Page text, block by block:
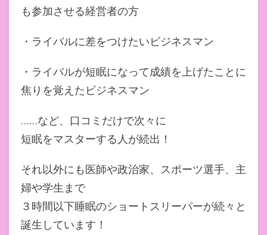
も参加させる経営者の方
・ライバルに差をつけたいビジネスマン
・ ライバルが短眠になって成績を上げたことに
焦りを覚えたビジネスマン
……など、口コミだけで次々に
短眠をマスターする人が続出！
それ以外にも医師や政治家、スポーツ選手、主
婦や学生まで
３時間以下睡眠のショートスリーパーが続々と
誕生しています！